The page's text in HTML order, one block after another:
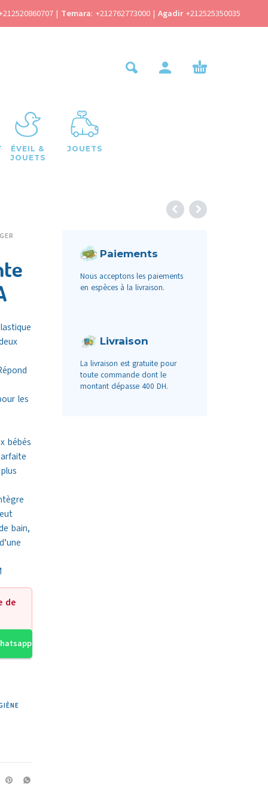
| Temara: +212762773000 | Agadir +212525350035
ÉVEIL &
JOUETS
JOUETS
les
bébés
bain,
de
Paiements
Nous acceptons les paiements
en espèces à la livraison.
Livraison
La livraison est gratuite pour
toute commande dont le
montant dépasse 400 DH.